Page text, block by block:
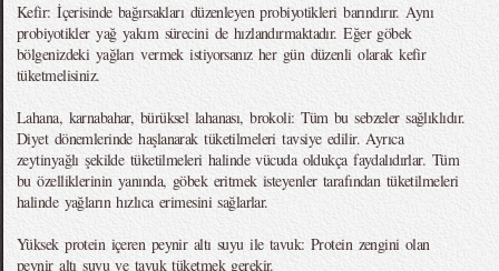
Kefir: İçerisinde bağırsakları düzenleyen probiyotikleri barındırır. Aynı
probiyotikler yağ yakım sürecini de hızlandırmaktadır. Eğer göbek
bölgenizdeki yağları vermek istiyorsanız her gün düzenli olarak kefir
tüketmelisiniz.
Lahana, karnabahar, bürüksel lahanası, brokoli: Tüm bu sebzeler sağlıklıdır.
Diyet dönemlerinde haşlanarak tüketilmeleri tavsiye edilir. Ayrıca
zeytinyağlı şekilde tüketilmeleri halinde vücuda oldukça faydalıdırlar. Tüm
bu özelliklerinin yanında, göbek eritmek isteyenler tarafından tüketilmeleri
halinde yağların hızlıca erimesini sağlarlar.
Yüksek protein içeren peynir altı suyu ile tavuk: Protein zengini olan
peynir altı suyu ve tavuk tüketmek gerekir.